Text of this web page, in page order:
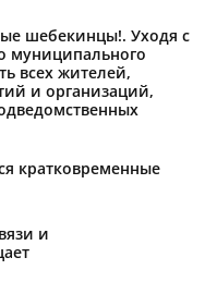
шебекинцы!. Уходя с
муниципального
всех жителей,
и организаций,
кратковременные
и